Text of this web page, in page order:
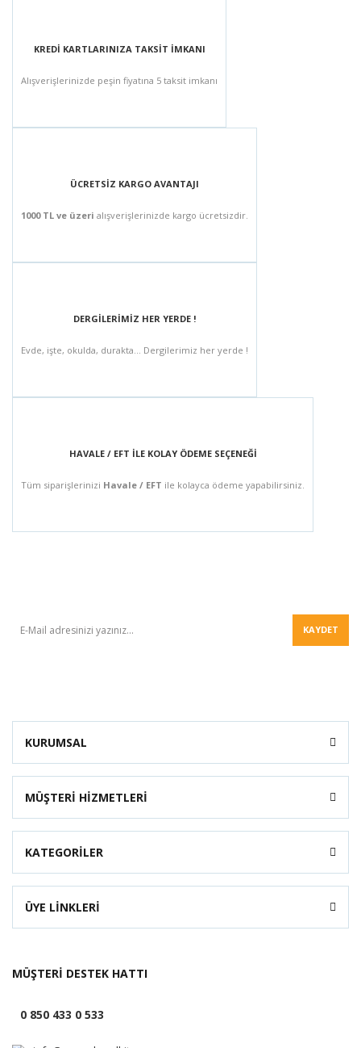
KREDİ KARTLARINIZA TAKSİT İMKANI
Alışverişlerinizde peşin fiyatına 5 taksit imkanı
ÜCRETSİZ KARGO AVANTAJI
1000 TL ve üzeri alışverişlerinizde kargo ücretsizdir.
DERGİLERİMİZ HER YERDE !
Evde, işte, okulda, durakta... Dergilerimiz her yerde !
HAVALE / EFT İLE KOLAY ÖDEME SEÇENEĞİ
Tüm siparişlerinizi Havale / EFT ile kolayca ödeme yapabilirsiniz.
KAYDET
KURUMSAL
MÜŞTERİ HİZMETLERİ
KATEGORİLER
ÜYE LİNKLERİ
MÜŞTERİ DESTEK HATTI
0 850 433 0 533